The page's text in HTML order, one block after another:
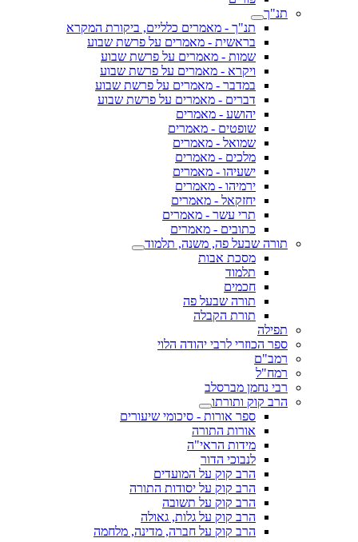
תנ"ך
תנ"ך - מאמרים כלליים, ביקורת המקרא
בראשית - מאמרים על פרשת שבוע
שמות - מאמרים על פרשת שבוע
ויקרא - מאמרים על פרשת שבוע
במדבר - מאמרים על פרשת שבוע
דברים - מאמרים על פרשת שבוע
יהושע - מאמרים
שופטים - מאמרים
שמואל - מאמרים
מלכים - מאמרים
ישעיהו - מאמרים
ירמיהו - מאמרים
יחזקאל - מאמרים
תרי עשר - מאמרים
כתובים - מאמרים
תורה שבעל פה, משנה, תלמוד
מסכת אבות
תלמוד
חכמים
תורה שבעל פה
תורת הקבלה
תפילה
ספר הכוזרי לרבי יהודה הלוי
רמב"ם
רמח"ל
רבי נחמן מברסלב
הרב קוק ותורתו
ספר אורות - סיכומי שיעורים
אורות התורה
מידות הראי"ה
לנבוכי הדור
הרב קוק על המועדים
הרב קוק על יסודות התורה
הרב קוק על תשובה
הרב קוק על גלות, גאולה
הרב קוק על חברה, מדינה, מלחמה